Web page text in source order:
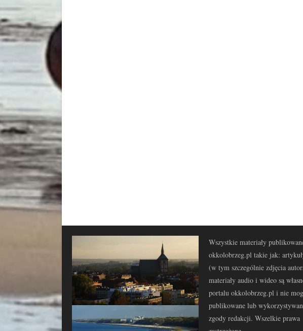
Wszystkie materiały
okkolobrzeg.pl takie jak:
(w tym szczególnie zdjęcia
materiały audio i wideo są
portalu okkolobrzeg.pl i nie
publikowane lub
zgody redakcji. Wszelkie prawa